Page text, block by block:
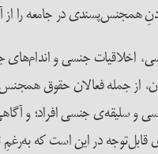
همجنس‌پسندی در جامعه را از
جنسی و اندام‌های
جمله فعالان حقوق
سلیقه‌ی جنسی افراد؛ و
قابل‌توجه در این است که